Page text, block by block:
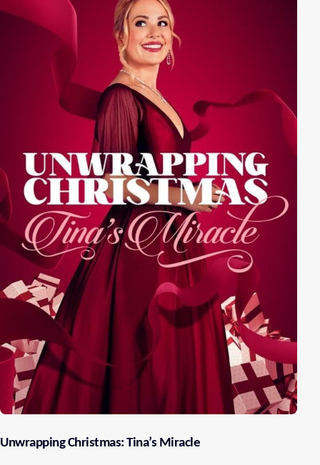
Unwrapping Christmas: Tina’s Miracle